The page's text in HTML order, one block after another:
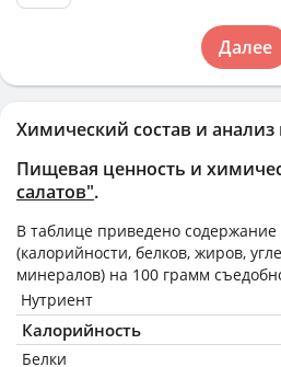
Химический состав и
Пищевая ценность и
салатов".
В таблице приведено
(калорийности, белков, жиров,
минералов) на 100 грамм
Нутриент
Калорийность
Белки
Далее